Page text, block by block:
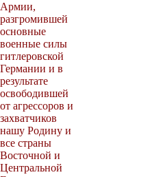
Армии,
разгромившей
основные
военные силы
гитлеровской
Германии и в
результате
освободившей
от агрессоров и
захватчиков
нашу Родину и
все страны
Восточной и
Центральной